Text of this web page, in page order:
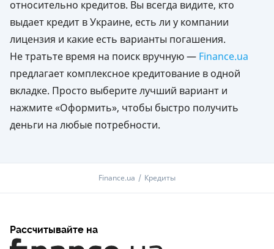
относительно кредитов. Вы всегда видите, кто
выдает кредит в Украине, есть ли у компании
лицензия и какие есть варианты погашения.
Не тратьте время на поиск вручную — Finance.ua
предлагает комплексное кредитование в одной
вкладке. Просто выберите лучший вариант и
нажмите «Оформить», чтобы быстро получить
деньги на любые потребности.
Finance.ua Кредиты
Рассчитывайте на